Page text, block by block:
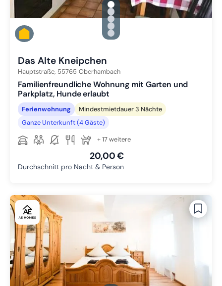
gallery.slide_selector
Zu Slide 1 wechseln
Zu Slide 2 wechseln
Zu Slide 3 wechseln
Zu Slide 4 wechseln
Zu Slide 5 wechseln
Das Alte Kneipchen
Hauptstraße, 55765 Oberhambach
Familienfreundliche Wohnung mit Garten und
Parkplatz, Hunde erlaubt
Ferienwohnung
Mindestmietdauer 3 Nächte
Ganze Unterkunft (4 Gäste)
+ 17 weitere
20,00 €
Durchschnitt pro Nacht & Person